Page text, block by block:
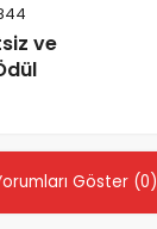
ve
Göster (0)